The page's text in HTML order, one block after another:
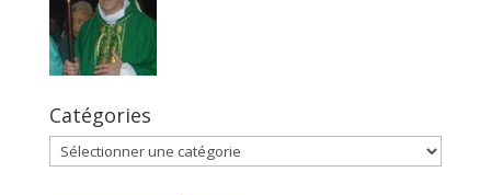
Catégories
Catégories